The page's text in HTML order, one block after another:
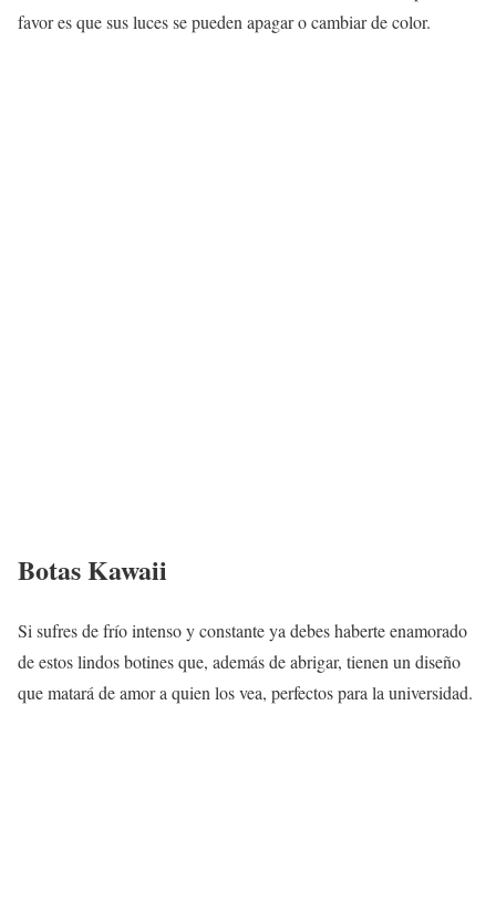
favor es que sus luces se pueden apagar o cambiar de color.
Botas Kawaii
Si sufres de frío intenso y constante ya debes haberte enamorado
de estos lindos botines que, además de abrigar, tienen un diseño
que matará de amor a quien los vea, perfectos para la universidad.